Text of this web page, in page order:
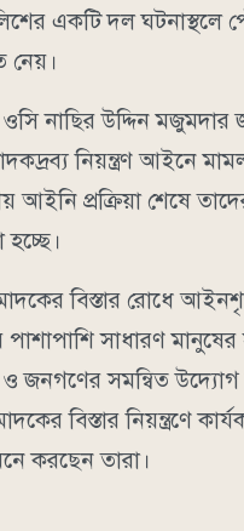
একটি দল
নেয়।
ওসি নাছির উদ্দিন
নিয়ন্ত্রণ আইনে
আইনি প্রক্রিয়া শেষে
মাদকের বিস্তার রোধে
পাশাপাশি সাধারণ
জনগণের সমন্বিত
বিস্তার নিয়ন্ত্রণে
করছেন তারা।